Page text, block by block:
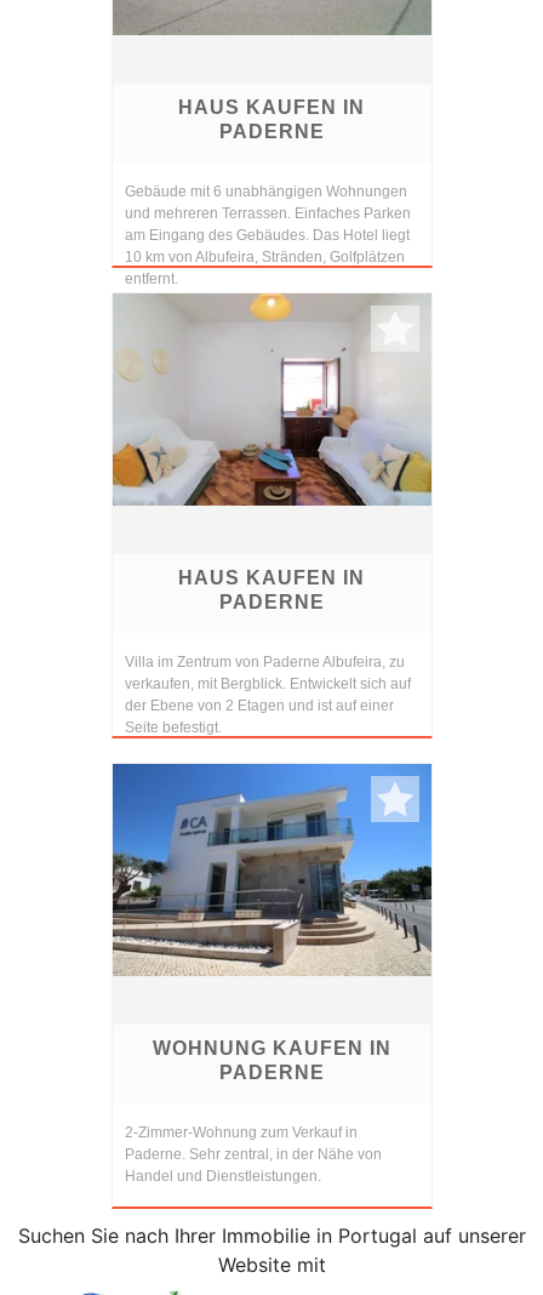
HAUS KAUFEN IN
PADERNE
Gebäude mit 6 unabhängigen Wohnungen
und mehreren Terrassen. Einfaches Parken
am Eingang des Gebäudes. Das Hotel liegt
10 km von Albufeira, Stränden, Golfplätzen
entfernt.
HAUS KAUFEN IN
PADERNE
Villa im Zentrum von Paderne Albufeira, zu
verkaufen, mit Bergblick. Entwickelt sich auf
der Ebene von 2 Etagen und ist auf einer
Seite befestigt.
WOHNUNG KAUFEN IN
PADERNE
2-Zimmer-Wohnung zum Verkauf in
Paderne. Sehr zentral, in der Nähe von
Handel und Dienstleistungen.
Suchen Sie nach Ihrer Immobilie in Portugal auf unserer
Website mit